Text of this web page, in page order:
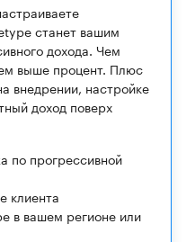
станет вашим
дохода. Чем
выше процент. Плюс
внедрении, настройке
доход поверх
по прогрессивной
клиента
в вашем регионе или